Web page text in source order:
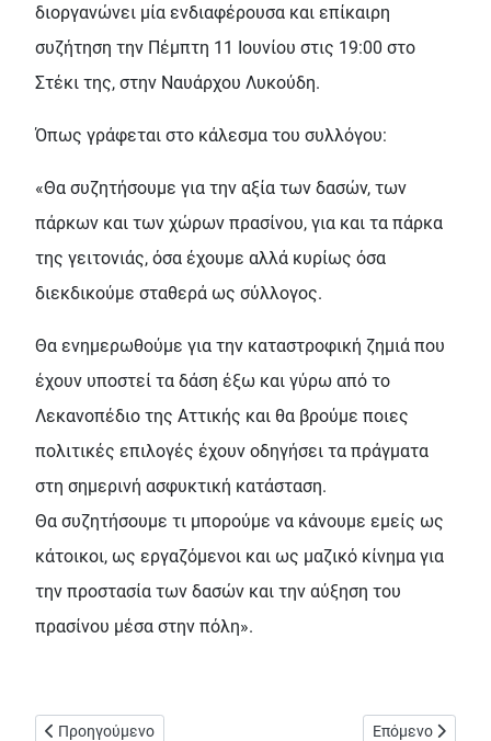
διοργανώνει μία ενδιαφέρουσα και επίκαιρη
συζήτηση την Πέμπτη 11 Ιουνίου στις 19:00 στο
Στέκι της, στην Ναυάρχου Λυκούδη.
Όπως γράφεται στο κάλεσμα του συλλόγου:
«Θα συζητήσουμε για την αξία των δασών, των
πάρκων και των χώρων πρασίνου, για και τα πάρκα
της γειτονιάς, όσα έχουμε αλλά κυρίως όσα
διεκδικούμε σταθερά ως σύλλογος.
Θα ενημερωθούμε για την καταστροφική ζημιά που
έχουν υποστεί τα δάση έξω και γύρω από το
Λεκανοπέδιο της Αττικής και θα βρούμε ποιες
πολιτικές επιλογές έχουν οδηγήσει τα πράγματα
στη σημερινή ασφυκτική κατάσταση.
Θα συζητήσουμε τι μπορούμε να κάνουμε εμείς ως
κάτοικοι, ως εργαζόμενοι και ως μαζικό κίνημα για
την προστασία των δασών και την αύξηση του
πρασίνου μέσα στην πόλη».
Προηγούμενο άρθρο: Πλήρης αθώωση των πέντε
Προηγούμενο Επόμενο άρθρο:
Επόμενο